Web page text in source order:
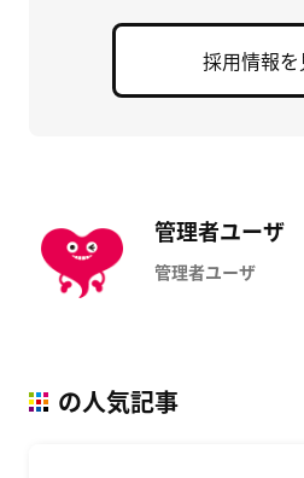
採用情報を
管理者ユーザ
管理者ユーザ
の人気記事